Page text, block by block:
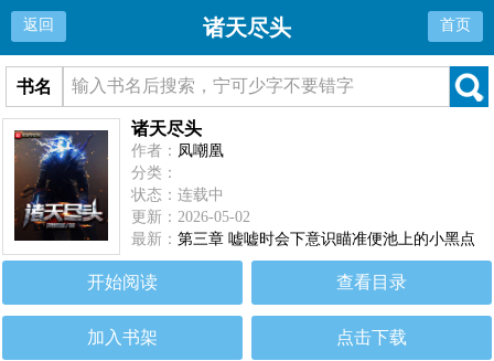
返回 诸天尽头 首页
书名
诸天尽头
作者： 凤嘲凰
分类：
状态：连载中
更新：2026-05-02
最新：第三章 嘘嘘时会下意识瞄准便池上的小黑点
开始阅读 查看目录
加入书架 点击下载